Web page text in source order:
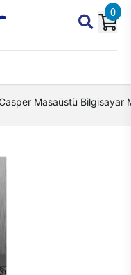
0
Masaüstü Bilgisayar